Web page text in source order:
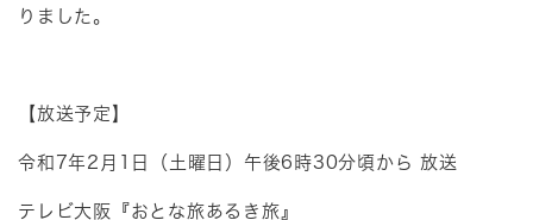
りました。
【放送予定】
令和7年2月1日（土曜日）午後6時30分頃から 放送
テレビ大阪『おとな旅あるき旅』